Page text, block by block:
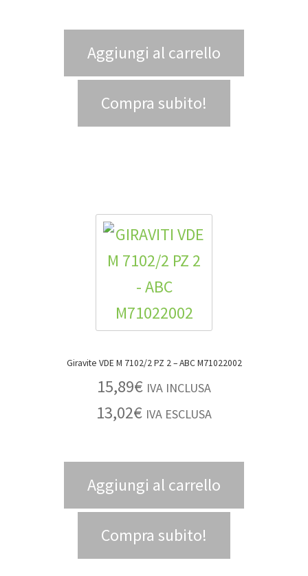
Aggiungi al carrello
Compra subito!
Giravite VDE M 7102/2 PZ 2 – ABC M71022002
15,89€ IVA INCLUSA
13,02€ IVA ESCLUSA
Aggiungi al carrello
Compra subito!